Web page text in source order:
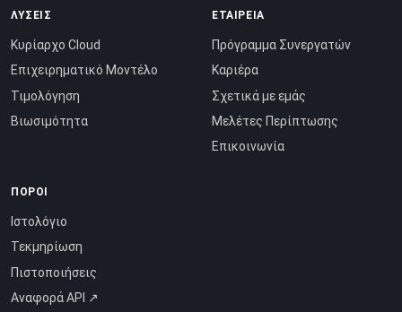
ΛΎΣΕΙΣ
Κυρίαρχο Cloud
Επιχειρηματικό Μοντέλο
Τιμολόγηση
Βιωσιμότητα
ΕΤΑΙΡΕΊΑ
Πρόγραμμα Συνεργατών
Καριέρα
Σχετικά με εμάς
Μελέτες Περίπτωσης
Επικοινωνία
ΠΌΡΟΙ
Ιστολόγιο
Τεκμηρίωση
Πιστοποιήσεις
Αναφορά API ↗